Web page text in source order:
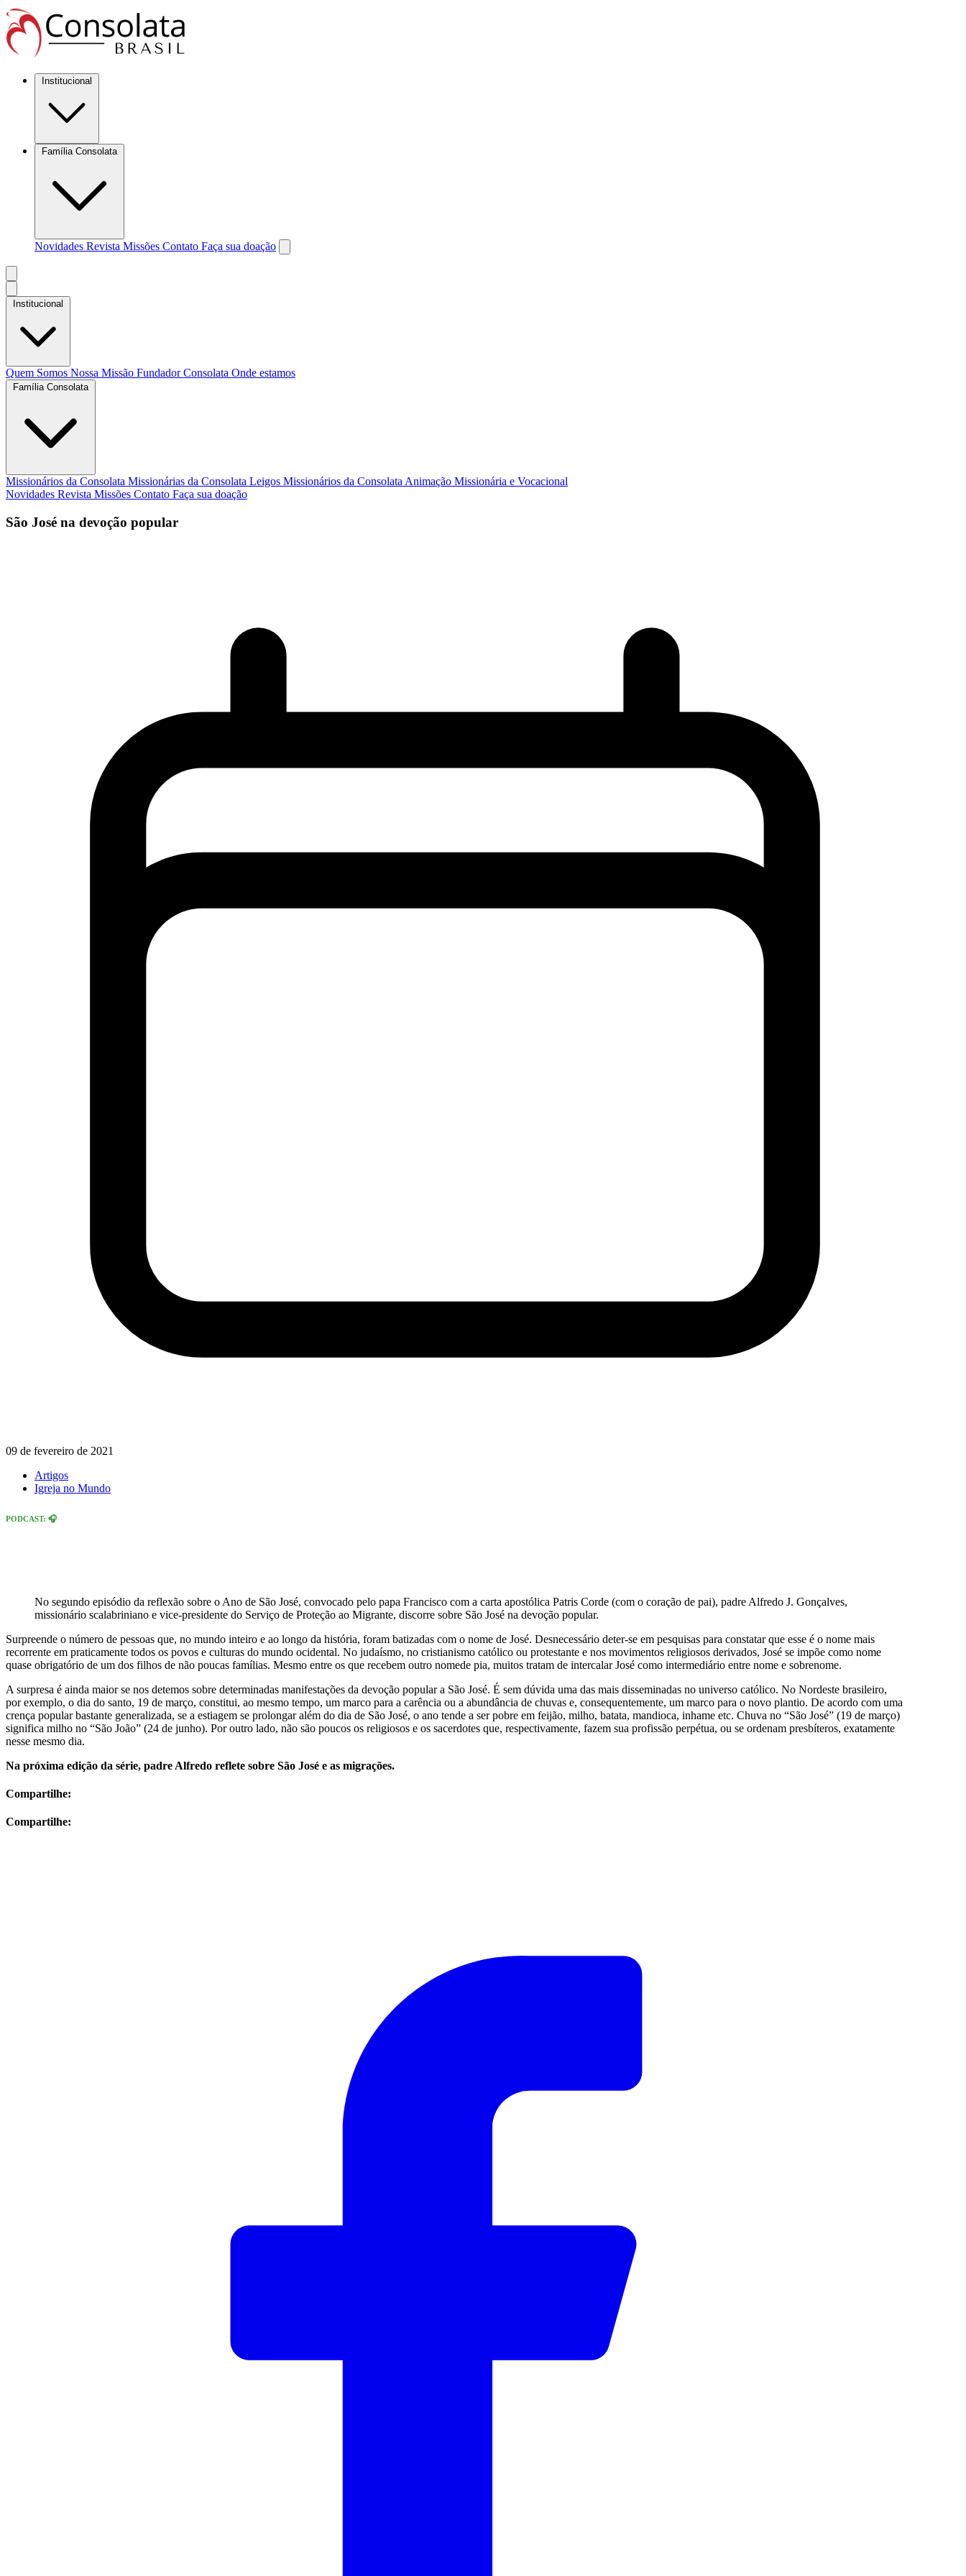
Institucional
Família Consolata
Novidades Revista Missões Contato Faça sua doação
Institucional
Quem Somos Nossa Missão FundadorConsolata Onde estamos
Família Consolata
Missionários da Consolata Missionárias da Consolata Leigos Missionários da Consolata Animação Missionária e Vocacional
Novidades Revista Missões Contato Faça sua doação
São José na devoção popular
09 de fevereiro de 2021
Artigos
Igreja no Mundo
PODCAST: 🎧
No segundo episódio da reflexão sobre o Ano de São José, convocado pelo papa Francisco com a carta apostólica Patris Corde (com o coração de pai), padre Alfredo J. Gonçalves,
missionário scalabriniano e vice-presidente do Serviço de Proteção ao Migrante, discorre sobre São José na devoção popular.
Surpreende o número de pessoas que, no mundo inteiro e ao longo da história, foram batizadas com o nome de José. Desnecessário deter-se em pesquisas para constatar que esse é o nome mais
recorrente em praticamente todos os povos e culturas do mundo ocidental. No judaísmo, no cristianismo católico ou protestante e nos movimentos religiosos derivados, José se impõe como nome
quase obrigatório de um dos filhos de não poucas famílias. Mesmo entre os que recebem outro nomede pia, muitos tratam de intercalar José como intermediário entre nome e sobrenome.
A surpresa é ainda maior se nos detemos sobre determinadas manifestações da devoção popular a São José. É sem dúvida uma das mais disseminadas no universo católico. No Nordeste brasileiro,
por exemplo, o dia do santo, 19 de março, constitui, ao mesmo tempo, um marco para a carência ou a abundância de chuvas e, consequentemente, um marco para o novo plantio. De acordo com uma
crença popular bastante generalizada, se a estiagem se prolongar além do dia de São José, o ano tende a ser pobre em feijão, milho, batata, mandioca, inhame etc. Chuva no “São José” (19 de março)
significa milho no “São João” (24 de junho). Por outro lado, não são poucos os religiosos e os sacerdotes que, respectivamente, fazem sua profissão perpétua, ou se ordenam presbíteros, exatamente
nesse mesmo dia.
Na próxima edição da série, padre Alfredo reflete sobre São José e as migrações.
Compartilhe:
Compartilhe: